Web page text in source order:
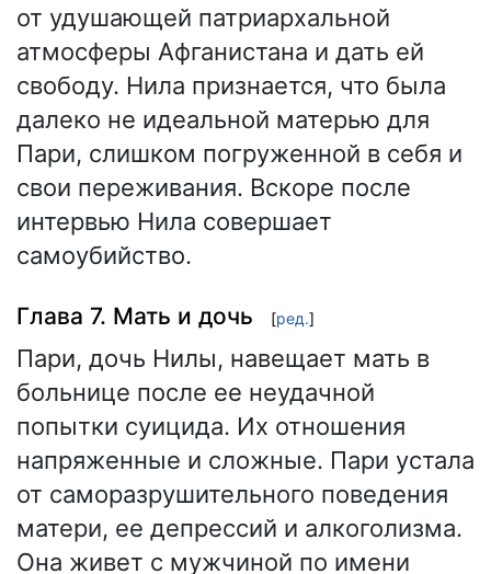
от удушающей патриархальной
атмосферы Афганистана и дать ей
свободу. Нила признается, что была
далеко не идеальной матерью для
Пари, слишком погруженной в себя и
свои переживания. Вскоре после
интервью Нила совершает
самоубийство.
Глава 7. Мать и дочь [ред.]
Пари, дочь Нилы, навещает мать в
больнице после ее неудачной
попытки суицида. Их отношения
напряженные и сложные. Пари устала
от саморазрушительного поведения
матери, ее депрессий и алкоголизма.
Она живет с мужчиной по имени